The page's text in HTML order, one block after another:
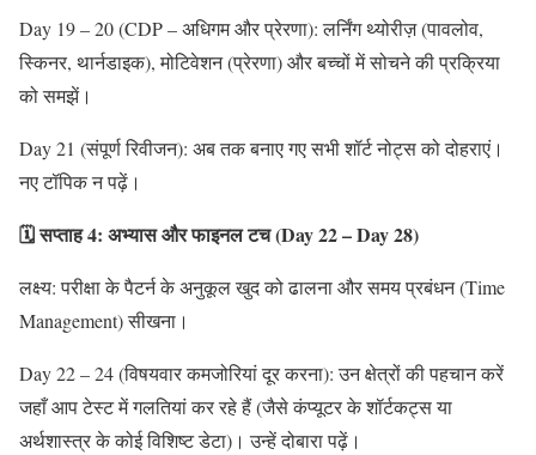
Day 19 – 20 (CDP – अधिगम और प्रेरणा): लर्निंग थ्योरीज़ (पावलोव,
स्किनर, थार्नडाइक), मोटिवेशन (प्रेरणा) और बच्चों में सोचने की प्रक्रिया
को समझें।
Day 21 (संपूर्ण रिवीजन): अब तक बनाए गए सभी शॉर्ट नोट्स को दोहराएं।
नए टॉपिक न पढ़ें।
🗓️ सप्ताह 4: अभ्यास और फाइनल टच (Day 22 – Day 28)
लक्ष्य: परीक्षा के पैटर्न के अनुकूल खुद को ढालना और समय प्रबंधन (Time
Management) सीखना।
Day 22 – 24 (विषयवार कमजोरियां दूर करना): उन क्षेत्रों की पहचान करें
जहाँ आप टेस्ट में गलतियां कर रहे हैं (जैसे कंप्यूटर के शॉर्टकट्स या
अर्थशास्त्र के कोई विशिष्ट डेटा)। उन्हें दोबारा पढ़ें।